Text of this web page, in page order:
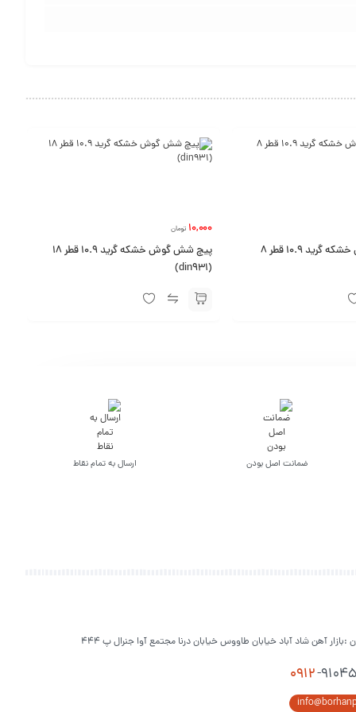
پیچ شش گوش خشکه گرید 10.9 قطر 8
10,000 تومان
پیچ شش گوش خشکه گرید 10.9 قطر 18
(din931)
ضمانت اصل بودن ارسال به تمام نقاط
:بازار آهن شاد آباد خیابان طاووس خیابان درنا مجتمع آوا جنرال پ 444
0912-